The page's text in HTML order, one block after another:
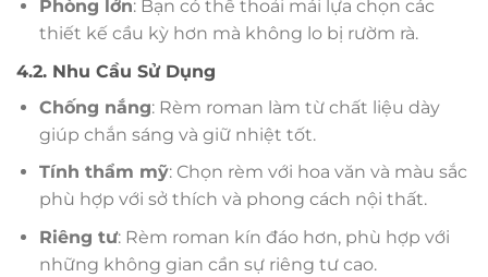
Phòng lớn: Bạn có thể thoải mái lựa chọn các
thiết kế cầu kỳ hơn mà không lo bị rườm rà.
4.2. Nhu Cầu Sử Dụng
Chống nắng: Rèm roman làm từ chất liệu dày
giúp chắn sáng và giữ nhiệt tốt.
Tính thẩm mỹ: Chọn rèm với hoa văn và màu sắc
phù hợp với sở thích và phong cách nội thất.
Riêng tư: Rèm roman kín đáo hơn, phù hợp với
những không gian cần sự riêng tư cao.